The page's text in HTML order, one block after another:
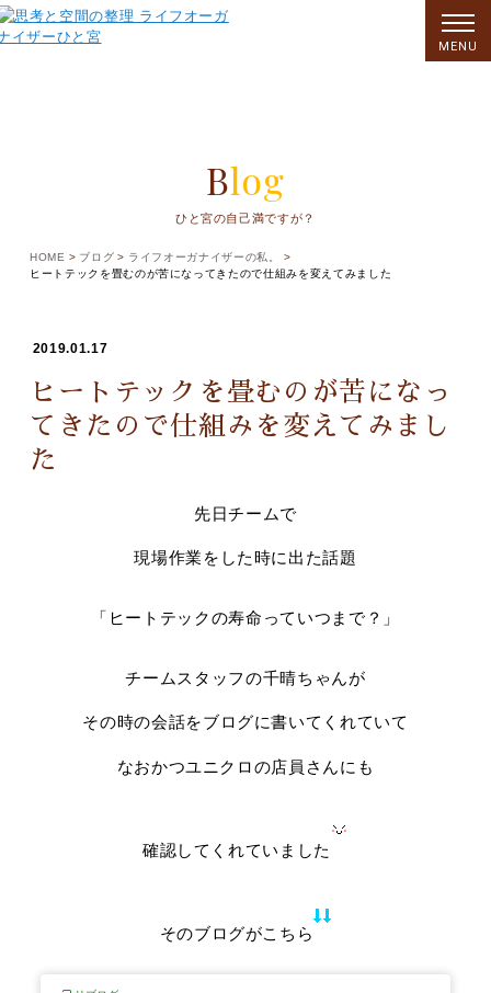
Blog
ひと宮の自己満ですが？
HOME ブログ
ライフオーガナイザーの私。
ヒートテックを畳むのが苦になってきたので仕組みを変えてみました
2019.01.17
ヒートテックを畳むのが苦になっ
てきたので仕組みを変えてみまし
た
先日チームで
現場作業をした時に出た話題
「ヒートテックの寿命っていつまで？」
チームスタッフの千晴ちゃんが
その時の会話をブログに書いてくれていて
なおかつユニクロの店員さんにも
確認してくれていました
そのブログがこちら
MENU